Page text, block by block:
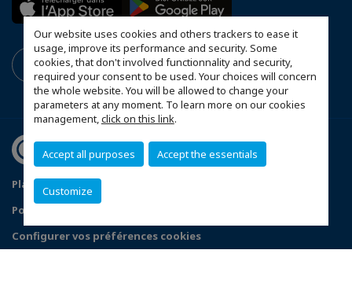
Our website uses cookies and others trackers to ease it
usage, improve its performance and security. Some
cookies, that don't involved functionnality and security,
required your consent to be used. Your choices will concern
the whole website. You will be allowed to change your
parameters at any moment. To learn more on our cookies
management,click on this link.
Accept all purposes Accept the essentials
Customize
Plan du site Statuts de la CCFT
Politique de confidentialité
Configurer vos préférences cookies